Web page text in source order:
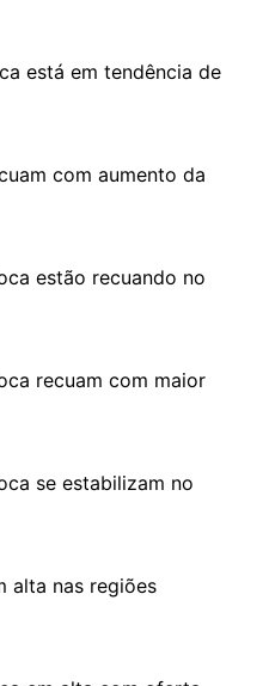
está em tendência de
com aumento da
estão recuando no
recuam com maior
se estabilizam no
alta nas regiões